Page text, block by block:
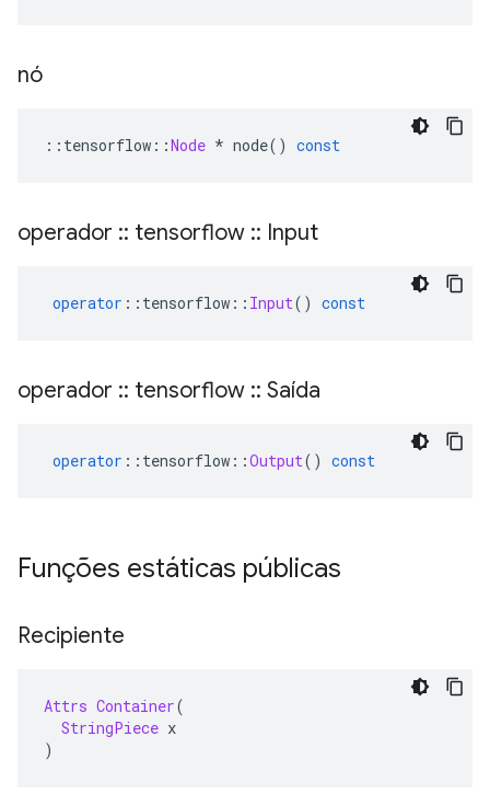
nó
:: tensorflow ::Node * node() const
operador :: tensorflow :: Input
operator :: tensorflow :: Input() const
operador :: tensorflow :: Saída
operator :: tensorflow ::Output() const
Funções estáticas públicas
Recipiente
Attrs Container(
StringPiece x
)